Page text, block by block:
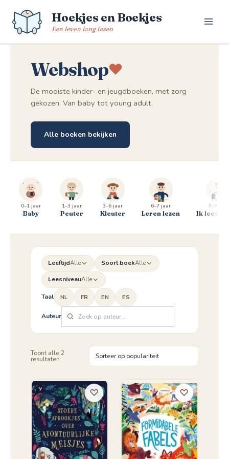
naar
Hoekjes en Boekjes
Een leven lang lezen
Webshop
De mooiste kinder- en jeugdboeken, met zorg
gekozen. Van baby tot young adult.
Alle boeken bekijken
0–1 jaar
Baby
1–3 jaar
Peuter
3–6 jaar
Kleuter
6–7 jaar
Leren lezen
7–9 jaar
Ik lees al
LeeftijdAlle Soort boekAlle
LeesniveauAlle
Taal NL FR EN ES
Auteur
Toont alle 2
resultaten
♡ ♡